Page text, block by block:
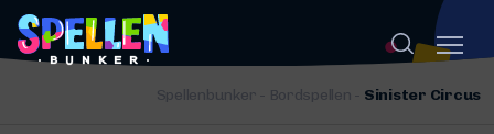
Spellenbunker - Bordspellen - Sinister Circus